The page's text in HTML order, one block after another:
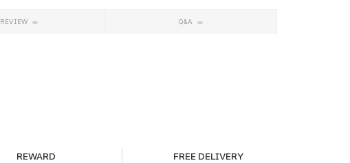
REVIEW Q&A
REWARD FREE DELIVERY